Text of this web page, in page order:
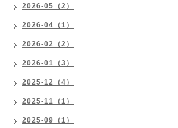
2026-05（2）
2026-04（1）
2026-02（2）
2026-01（3）
2025-12（4）
2025-11（1）
2025-09（1）